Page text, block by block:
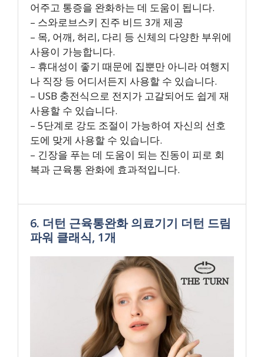
어주고 통증을 완화하는 데 도움이 됩니다.
– 스와로브스키 진주 비드 3개 제공
– 목, 어깨, 허리, 다리 등 신체의 다양한 부위에
사용이 가능합니다.
– 휴대성이 좋기 때문에 집뿐만 아니라 여행지
나 직장 등 어디서든지 사용할 수 있습니다.
– USB 충전식으로 전지가 고갈되어도 쉽게 재
사용할 수 있습니다.
– 5단계로 강도 조절이 가능하여 자신의 선호
도에 맞게 사용할 수 있습니다.
– 긴장을 푸는 데 도움이 되는 진동이 피로 회
복과 근육통 완화에 효과적입니다.
6. 더턴 근육통완화 의료기기 더턴 드림
파워 클래식, 1개